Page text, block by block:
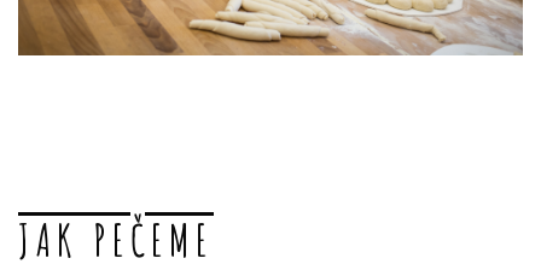
JAK PEČEME